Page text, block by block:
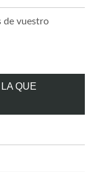
de vuestro
QUE